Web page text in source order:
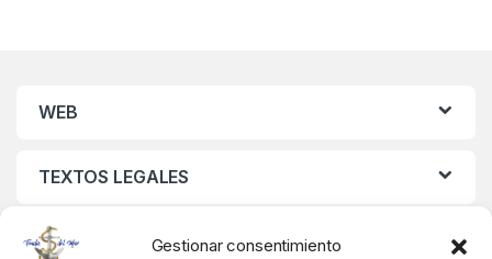
Gestionar consentimiento
WEB
TEXTOS LEGALES
MIS DATOS